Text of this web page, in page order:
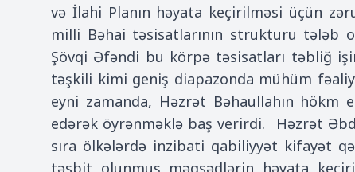
və İlahi Planın həyata keçirilməsi üçün
milli Bəhai təsisatlarının strukturu tələb
Şövqi Əfəndi bu körpə təsisatları təbliğ
təşkili kimi geniş diapazonda mühüm
eyni zamanda, Həzrət Bəhaullahın
edərək öyrənməklə baş verirdi. Həzrət
sıra ölkələrdə inzibati qabiliyyət kifayət
təsbit olunmuş məqsədlərin həyata